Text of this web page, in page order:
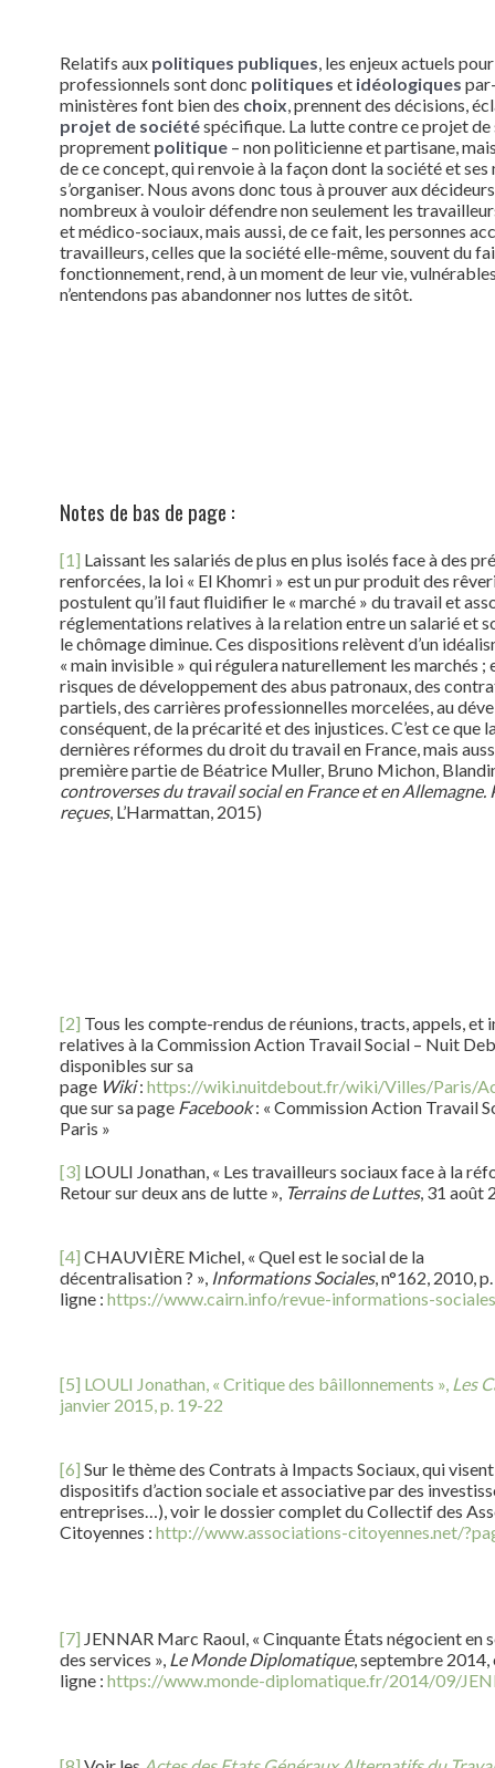
Relatifs aux politiques publiques, les enjeux actuels
professionnels sont donc politiques et idéologiques
ministères font bien des choix, prennent des décisions,
projet de sociétéspécifique. La lutte contre ce projet de
proprement politique – non politicienne et partisane,
de ce concept, qui renvoie à la façon dont la société et
s’organiser. Nous avons donc tous à prouver aux
nombreux à vouloir défendre non seulement les
et médico-sociaux, mais aussi, de ce fait, les personnes
travailleurs, celles que la société elle-même, souvent du
fonctionnement, rend, à un moment de leur vie,
n’entendons pas abandonner nos luttes de sitôt.
Notes de bas de page :
[1] Laissant les salariés de plus en plus isolés face à des
renforcées, la loi « El Khomri » est un pur produit des
postulent qu’il faut fluidifier le « marché » du travail et
réglementations relatives à la relation entre un salarié et
le chômage diminue. Ces dispositions relèvent d’un
« main invisible » qui régulera naturellement les marchés ;
risques de développement des abus patronaux, des
partiels, des carrières professionnelles morcelées, au
conséquent, de la précarité et des injustices. C’est ce que
dernières réformes du droit du travail en France, mais
première partie de Béatrice Muller, Bruno Michon,
controverses du travail social en France et en Allemagne.
reçues, L’Harmattan, 2015)
[2] Tous les compte-rendus de réunions, tracts, appels, et
relatives à la Commission Action Travail Social – Nuit
disponibles sur sa
page Wiki: https://wiki.nuitdebout.fr/wiki/Villes/Paris/
que sur sa page Facebook: « Commission Action Travail
Paris »
[3] LOULI Jonathan, « Les travailleurs sociaux face à la
Retour sur deux ans de lutte », Terrains de Luttes, 31 août
[4] CHAUVIÈRE Michel, « Quel est le social de la
décentralisation ? », Informations Sociales, n°162, 2010,
ligne : https://www.cairn.info/revue-informations-
[5] LOULI Jonathan, « Critique des bâillonnements », Les
janvier 2015, p. 19-22
[6] Sur le thème des Contrats à Impacts Sociaux, qui
dispositifs d’action sociale et associative par des
entreprises…), voir le dossier complet du Collectif des
Citoyennes : http://www.associations-citoyennes.net/
[7] JENNAR Marc Raoul, « Cinquante États négocient en
des services », Le Monde Diplomatique, septembre 2014,
ligne : https://www.monde-diplomatique.fr/2014/09/